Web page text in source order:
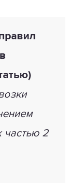
частью 2